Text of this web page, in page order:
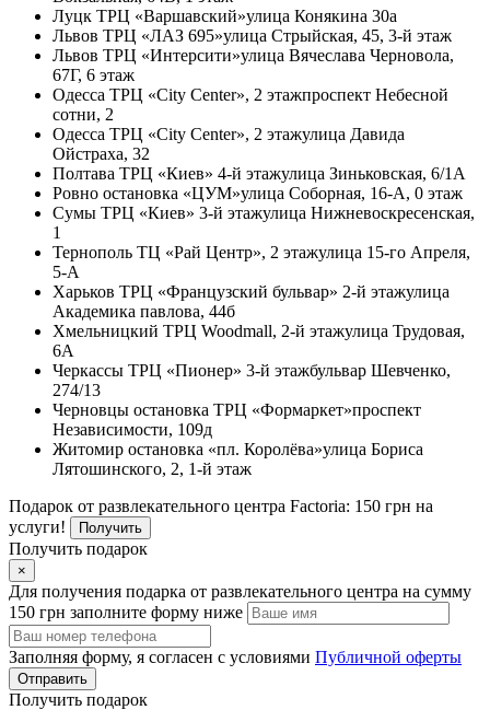
Луцк ТРЦ «Варшавский»улица Конякина 30а
Львов ТРЦ «ЛАЗ 695»улица Стрыйская, 45, 3-й этаж
Львов ТРЦ «Интерсити»улица Вячеслава Черновола,
67Г, 6 этаж
Одесса ТРЦ «City Center», 2 этажпроспект Небесной
сотни, 2
Одесса ТРЦ «City Center», 2 этажулица Давида
Ойстраха, 32
Полтава ТРЦ «Киев» 4-й этажулица Зиньковская, 6/1А
Ровно остановка «ЦУМ»улица Соборная, 16-А, 0 этаж
Сумы ТРЦ «Киев» 3-й этажулица Нижневоскресенская,
1
Тернополь ТЦ «Рай Центр», 2 этажулица 15-го Апреля,
5-А
Харьков ТРЦ «Французский бульвар» 2-й этажулица
Академика павлова, 44б
Хмельницкий ТРЦ Woodmall, 2-й этажулица Трудовая,
6А
Черкассы ТРЦ «Пионер» 3-й этажбульвар Шевченко,
274/13
Черновцы остановка ТРЦ «Формаркет»проспект
Независимости, 109д
Житомир остановка «пл. Королёва»улица Бориса
Лятошинского, 2, 1-й этаж
Подарок от развлекательного центра Factoria: 150 грн на
услуги!
Получить
Получить подарок
×
Для получения подарка от развлекательного центра на сумму
150 грн заполните форму ниже
Заполняя форму, я согласен с условиями Публичной оферты
Отправить
Получить подарок